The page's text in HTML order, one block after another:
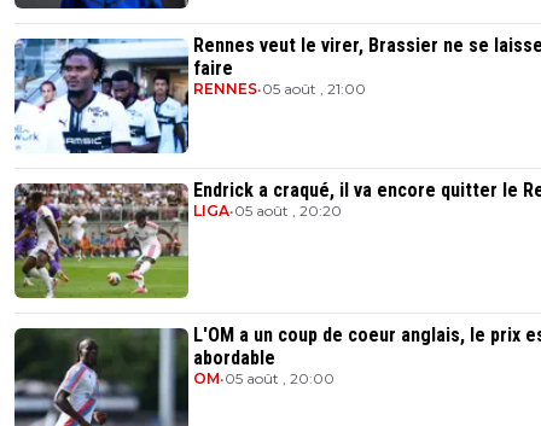
Rennes veut le virer, Brassier ne se
faire
RENNES•05 août , 21:00
Endrick a craqué, il va encore quitter le
LIGA•05 août , 20:20
L'OM a un coup de coeur anglais, le prix
abordable
OM•05 août , 20:00